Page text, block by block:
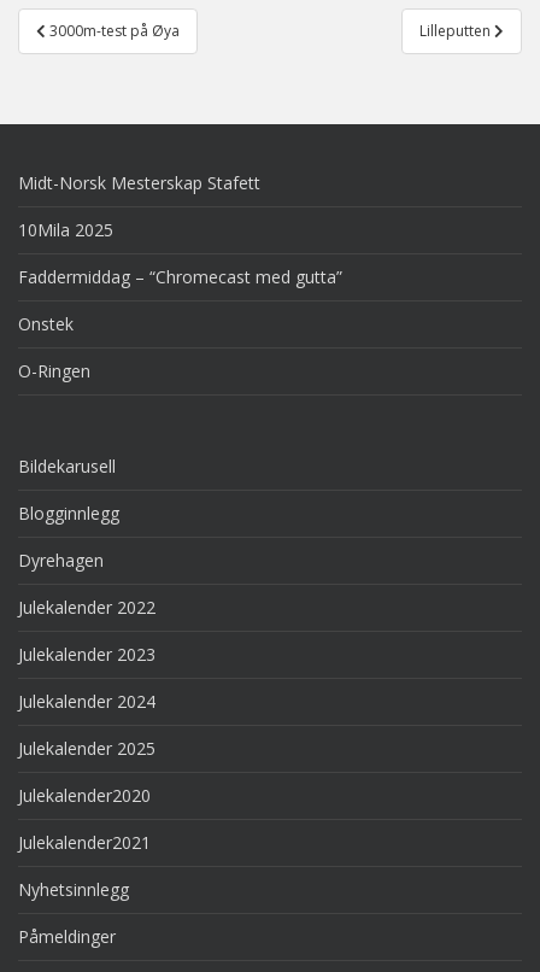
Post
navigation
3000m-test på Øya Lilleputten
Midt-Norsk Mesterskap Stafett
10Mila 2025
Faddermiddag – “Chromecast med gutta”
Onstek
O-Ringen
Bildekarusell
Blogginnlegg
Dyrehagen
Julekalender 2022
Julekalender 2023
Julekalender 2024
Julekalender 2025
Julekalender2020
Julekalender2021
Nyhetsinnlegg
Påmeldinger